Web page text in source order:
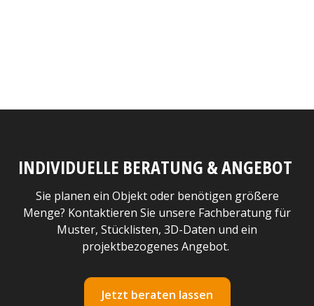
INDIVIDUELLE BERATUNG & ANGEBOT
Sie planen ein Objekt oder benötigen größere
Menge? Kontaktieren Sie unsere Fachberatung für
Muster, Stücklisten, 3D-Daten und ein
projektbezogenes Angebot.
Jetzt beraten lassen